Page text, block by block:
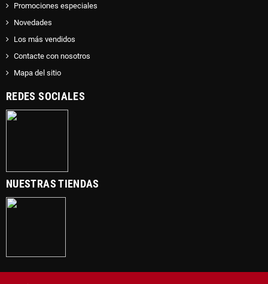
Promociones especiales
Novedades
Los más vendidos
Contacte con nosotros
Mapa del sitio
REDES SOCIALES
NUESTRAS TIENDAS